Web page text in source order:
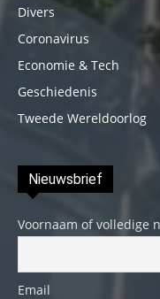
Divers
Coronavirus
Economie & Tech
Geschiedenis
Tweede Wereldoorlog
Nieuwsbrief
Voornaam of volledige
Email